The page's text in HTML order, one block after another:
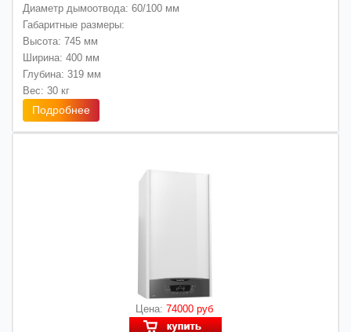
Диаметр дымоотвода: 60/100 мм
Габаритные размеры:
Высота: 745 мм
Ширина: 400 мм
Глубина: 319 мм
Вес: 30 кг
Подробнее
Цена: 74000 руб